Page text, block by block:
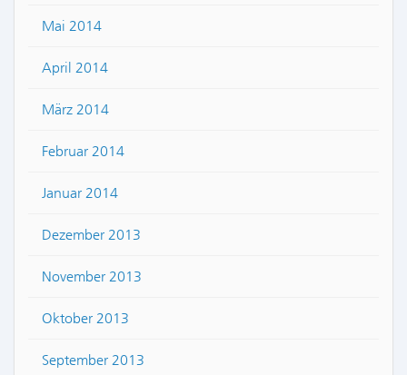
Mai 2014
April 2014
März 2014
Februar 2014
Januar 2014
Dezember 2013
November 2013
Oktober 2013
September 2013